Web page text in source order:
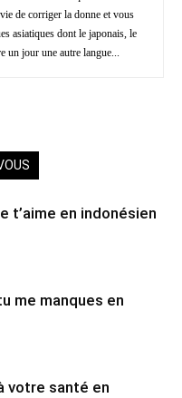
de corriger la donne et vous
asiatiques dont le japonais, le
un jour une autre langue...
t’aime en indonésien
me manques en
votre santé en